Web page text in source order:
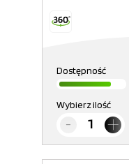
Dostępność
Wybierz ilość